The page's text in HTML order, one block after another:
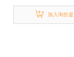
加入询价篮